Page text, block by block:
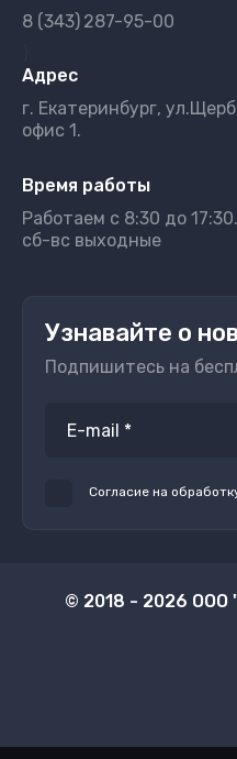
8 (343) 287-95-00
Адрес
г. Екатеринбург,
офис 1.
Время работы
Работаем с 8:30 до 17:30.
сб-вс выходные
Узнавайте о
Подпишитесь на
Согласие на
© 2018 - 2026